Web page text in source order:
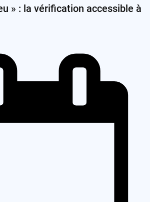
» : la vérification accessible à